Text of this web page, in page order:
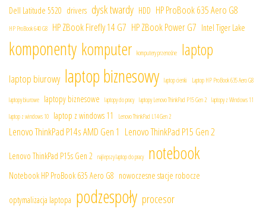
Dell Latitude 5520 drivers dysk twardy HDD HP ProBook 635 Aero G8
HP ProBook 640 G8 HP ZBook Firefly 14 G7 HP ZBook Power G7 Intel Tiger Lake
komponenty komputer komputery przenośne laptop
laptop biurowy laptop biznesowy laptop cienki Laptop HP ProBook 635 Aero G8
laptopy biurowe laptopy biznesowe laptopy do pracy laptopy Lenovo ThinkPad P15 Gen 2 laptopy z Windows 11
laptop z windows 10
laptop z windows 11 Lenovo ThinkPad L14 Gen 2
Lenovo ThinkPad P14s AMD Gen 1 Lenovo ThinkPad P15 Gen 2
Lenovo ThinkPad P15s Gen 2 najlepszy laptop do pracy notebook
Notebook HP ProBook 635 Aero G8 nowoczesne stacje robocze
optymalizacja laptopa podzespoły procesor